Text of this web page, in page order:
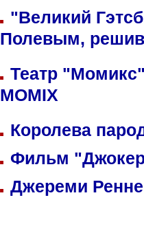
"Великий
Полевым,
Театр
MOMIX
Королева
Фильм
Джереми